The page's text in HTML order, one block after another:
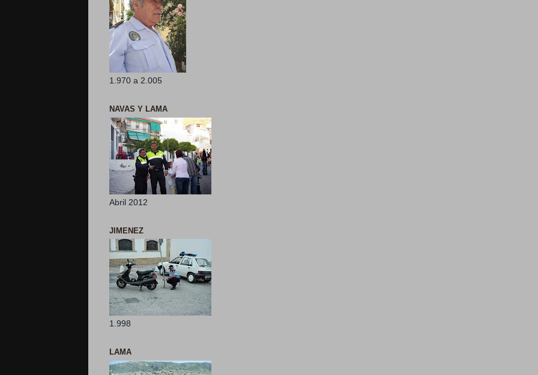
1.970 a 2.005
NAVAS Y LAMA
Abril 2012
JIMENEZ
1.998
LAMA